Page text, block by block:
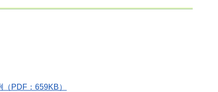
（PDF：659KB）